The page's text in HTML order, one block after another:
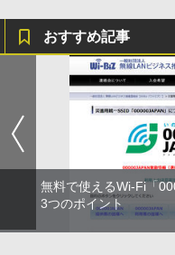
おすすめ記事
無料で使えるWi-Fi「
3つのポイント